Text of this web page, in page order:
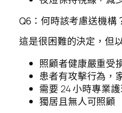
Q6：何時該考慮送機構
這是很困難的決定，但
照顧者健康嚴重受
患者有攻擊行為，
需要 24 小時專業
獨居且無人可照顧